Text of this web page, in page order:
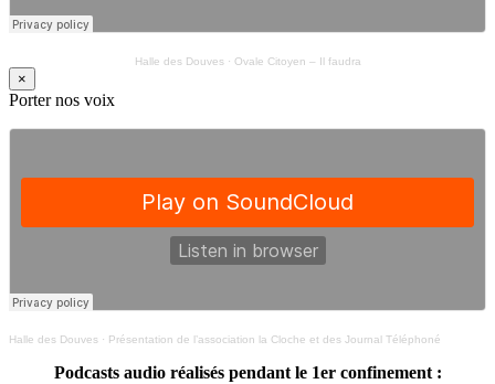
Halle des Douves· Ovale Citoyen – Il faudra
×
Porter nos voix
Halle des Douves · Présentation de l’association la Cloche et des Journal Téléphoné
Podcasts audio réalisés pendant le 1er confinement :